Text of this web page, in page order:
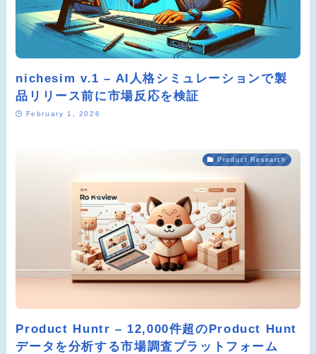
nichesim v.1 – AI人格シミュレーションで製
品リリース前に市場反応を検証
February 1, 2026
Product Research
Product Huntr – 12,000件超のProduct Hunt
データを分析する市場調査プラットフォーム